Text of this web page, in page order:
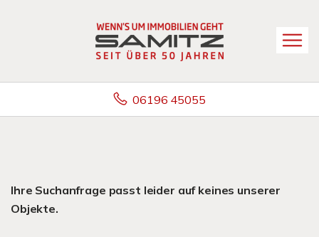
06196 45055
Ihre Suchanfrage passt leider auf keines unserer
Objekte.